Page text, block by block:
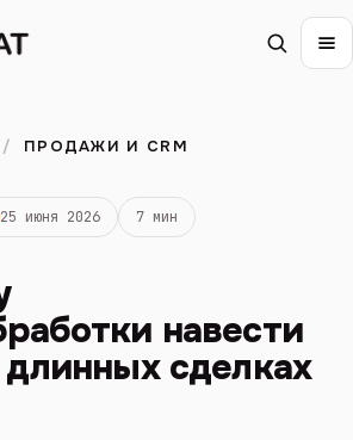
/ ПРОДАЖИ И CRM
25 июня 2026 7 мин
навести
сделках